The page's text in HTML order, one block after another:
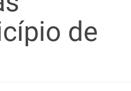
de